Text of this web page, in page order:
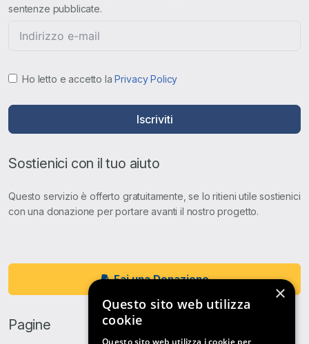
sentenze pubblicate.
Ho letto e accetto laPrivacy Policy
Iscriviti
Sostienici con il tuo aiuto
Questo servizio è offerto gratuitamente, se lo ritieni utile sostienici
con una donazione per portare avanti il nostro progetto.
Fai una Donazione
Pagine
×
Questo sito web utilizza
cookie
Questo sito web utilizza i cookie per